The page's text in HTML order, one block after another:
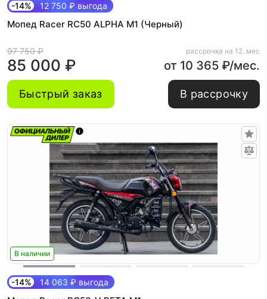
-14% 12 750 ₽ выгода
Мопед Racer RC50 ALPHA M1 (Черный)
97 750 ₽
85 000 ₽
рассрочка на 12. мес
от 10 365 ₽/мес.
Быстрый заказ В рассрочку
В наличии
-14% 14 063 ₽ выгода